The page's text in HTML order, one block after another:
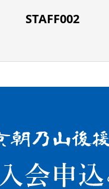
STAFF002